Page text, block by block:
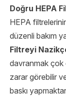
Doğru HEPA
HEPA
düzenli bakım
Filtreyi
davranmak çok
zarar görebilir
baskı